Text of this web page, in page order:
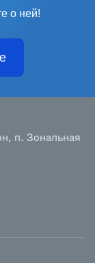
о ней!
п. Зональная